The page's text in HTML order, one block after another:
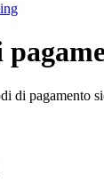
di pagamento